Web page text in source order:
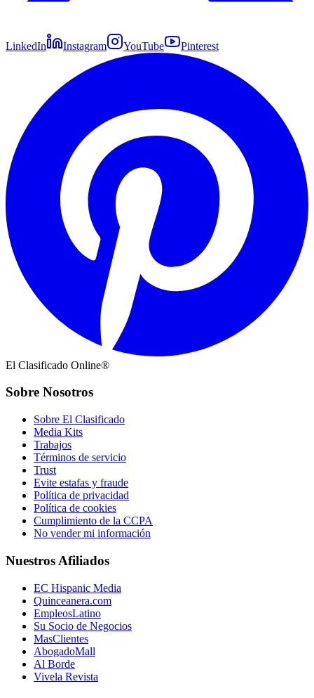
LinkedIn Instagram YouTube Pinterest
El Clasificado Online®
Sobre Nosotros
Sobre El Clasificado
Media Kits
Trabajos
Términos de servicio
Trust
Evite estafas y fraude
Política de privacidad
Política de cookies
Cumplimiento de la CCPA
No vender mi información
Nuestros Afiliados
EC Hispanic Media
Quinceanera.com
EmpleosLatino
Su Socio de Negocios
MasClientes
AbogadoMall
Al Borde
Vivela Revista